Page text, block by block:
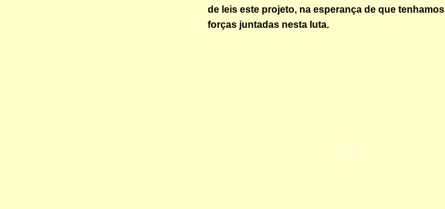
de leis este projeto, na esperança de que tenhamos
forças juntadas nesta luta.